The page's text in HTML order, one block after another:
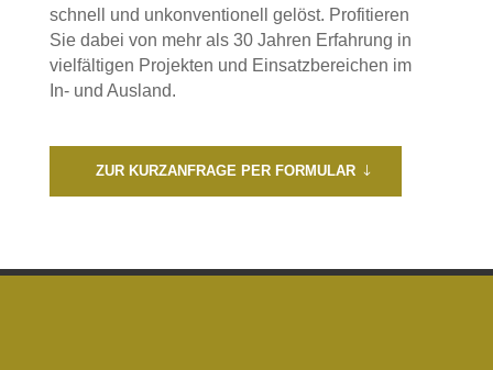
schnell und unkonventionell gelöst. Profitieren
Sie dabei von mehr als 30 Jahren Erfahrung in
vielfältigen Projekten und Einsatzbereichen im
In- und Ausland.
ZUR KURZANFRAGE PER FORMULAR